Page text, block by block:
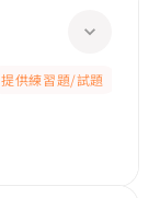
提供練習題/試題